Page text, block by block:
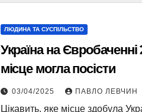
ЛЮДИНА ТА СУСПІЛЬСТВО
Україна на
місце могла посісти
03/04/2025 ПАВЛО ЛЕВЧИН
Цікавить, яке місце здобула